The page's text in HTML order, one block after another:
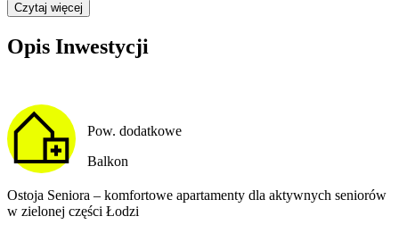
Czytaj więcej
Opis Inwestycji
Pow. dodatkowe
Balkon
Ostoja Seniora – komfortowe apartamenty dla aktywnych seniorów
w zielonej części Łodzi